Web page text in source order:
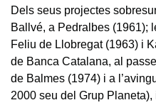
Dels seus projectes
Ballvé, a Pedralbes (1961);
Feliu de Llobregat (1963) i
de Banca Catalana, al
de Balmes (1974) i a
2000 seu del Grup